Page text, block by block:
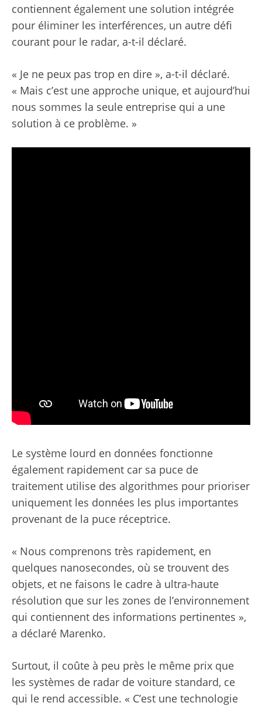
contiennent également une solution intégrée
pour éliminer les interférences, un autre défi
courant pour le radar, a-t-il déclaré.
« Je ne peux pas trop en dire », a-t-il déclaré.
« Mais c’est une approche unique, et aujourd’hui
nous sommes la seule entreprise qui a une
solution à ce problème. »
Le système lourd en données fonctionne
également rapidement car sa puce de
traitement utilise des algorithmes pour prioriser
uniquement les données les plus importantes
provenant de la puce réceptrice.
« Nous comprenons très rapidement, en
quelques nanosecondes, où se trouvent des
objets, et ne faisons le cadre à ultra-haute
résolution que sur les zones de l’environnement
qui contiennent des informations pertinentes »,
a déclaré Marenko.
Surtout, il coûte à peu près le même prix que
les systèmes de radar de voiture standard, ce
qui le rend accessible. « C’est une technologie